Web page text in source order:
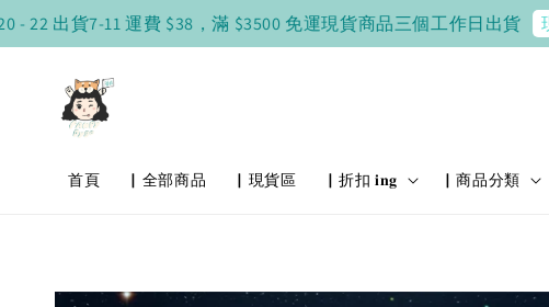
貨7-11 運費 $38，滿 $3500 免運現貨商品三個工作日出貨 現貨區
首頁 ▏全部商品 ▏現貨區 ▏折扣 𝐢𝐧𝐠 ▏商品分類